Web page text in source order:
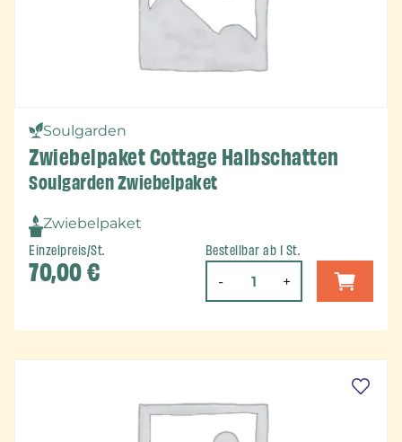
Soulgarden
Zwiebelpaket Cottage Halbschatten
Soulgarden Zwiebelpaket
Zwiebelpaket
Einzelpreis/St.
70,00€
Bestellbar ab 1 St.
- +